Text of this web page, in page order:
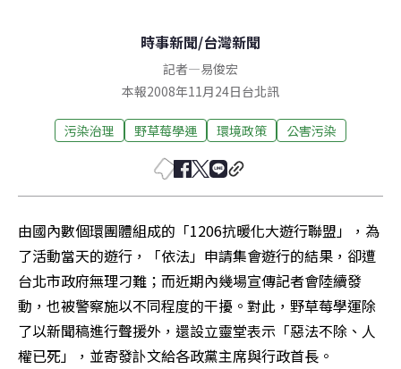
時事新聞/台灣新聞
記者—易俊宏
本報2008年11月24日台北訊
污染治理 野草莓學運 環境政策 公害污染
由國內數個環團體組成的「1206抗暖化大遊行聯盟」，為
了活動當天的遊行，「依法」申請集會遊行的結果，卻遭
台北市政府無理刁難；而近期內幾場宣傳記者會陸續發
動，也被警察施以不同程度的干擾。對此，野草莓學運除
了以新聞稿進行聲援外，還設立靈堂表示「惡法不除、人
權已死」，並寄發訃文給各政黨主席與行政首長。